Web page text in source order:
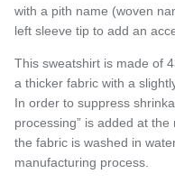
with a pith name (woven
left sleeve tip to add an
This sweatshirt is made of
a thicker fabric with a
In order to suppress
processing” is added at
the fabric is washed in
manufacturing process.